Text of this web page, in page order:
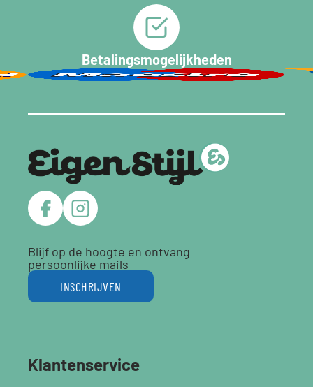
Betalingsmogelijkheden
Blijf op de hoogte en ontvang
persoonlijke mails
INSCHRIJVEN
Klantenservice